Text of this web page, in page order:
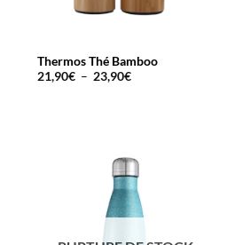
Thermos Thé Bamboo
21,90€ – 23,90€Plage